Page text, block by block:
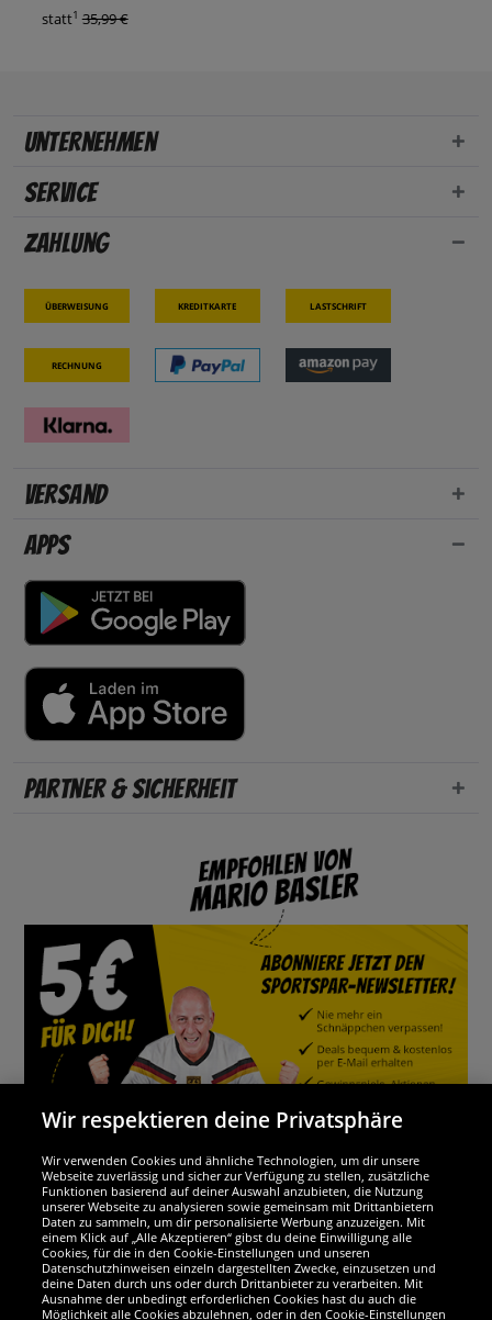
statt1 35,99 €
Unternehmen
Service
Zahlung
Überweisung Kreditkarte Lastschrift
Rechnung
Versand
Apps
Partner & Sicherheit
Wir sind ausgezeichnet
Wir respektieren deine Privatsphäre
Wir verwenden Cookies und ähnliche Technologien, um dir unsere
Webseite zuverlässig und sicher zur Verfügung zu stellen, zusätzliche
Funktionen basierend auf deiner Auswahl anzubieten, die Nutzung
unserer Webseite zu analysieren sowie gemeinsam mit Drittanbietern
Daten zu sammeln, um dir personalisierte Werbung anzuzeigen. Mit
einem Klick auf „Alle Akzeptieren“ gibst du deine Einwilligung alle
Cookies, für die in den Cookie-Einstellungen und unseren
Datenschutzhinweisen einzeln dargestellten Zwecke, einzusetzen und
deine Daten durch uns oder durch Drittanbieter zu verarbeiten. Mit
Ausnahme der unbedingt erforderlichen Cookies hast du auch die
Möglichkeit alle Cookies abzulehnen, oder in den Cookie-Einstellungen